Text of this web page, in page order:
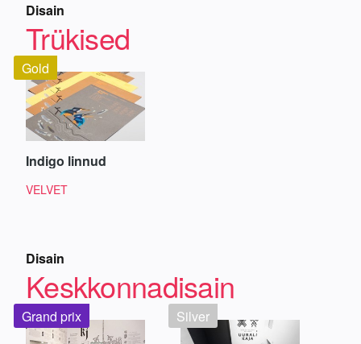
Disain
Trükised
Indigo linnud
VELVET
Gold
Disain
Keskkonnadisain
Grand prix Silver